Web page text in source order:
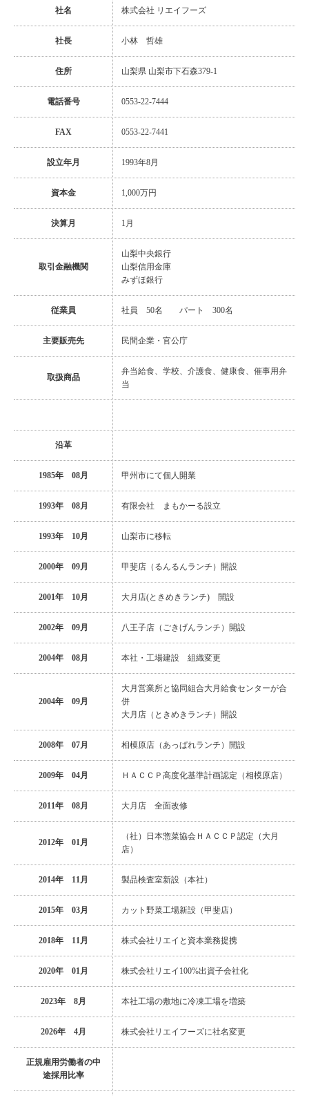
社名 株式会社 リエイフーズ
社長 小林 哲雄
住所 山梨県 山梨市下石森379-1
電話番号 0553-22-7444
FAX 0553-22-7441
設立年月 1993年8月
資本金 1,000万円
決算月 1月
取引金融機関
山梨中央銀行
山梨信用金庫
みずほ銀行
従業員 社員 50名 パート 300名
主要販売先 民間企業・官公庁
取扱商品
弁当給食、学校、介護食、健康食、催事用弁
当
沿革
1985年 08月 甲州市にて個人開業
1993年 08月 有限会社 まもかーる設立
1993年 10月 山梨市に移転
2000年 09月 甲斐店（るんるんランチ）開設
2001年 10月 大月店(ときめきランチ) 開設
2002年 09月 八王子店（ごきげんランチ）開設
2004年 08月 本社・工場建設 組織変更
2004年 09月
大月営業所と協同組合大月給食センターが合
併
大月店（ときめきランチ）開設
2008年 07月 相模原店（あっぱれランチ）開設
2009年 04月 ＨＡＣＣＰ高度化基準計画認定（相模原店）
2011年 08月 大月店 全面改修
2012年 01月
（社）日本惣菜協会ＨＡＣＣＰ認定（大月
店）
2014年 11月 製品検査室新設（本社）
2015年 03月 カット野菜工場新設（甲斐店）
2018年 11月 株式会社リエイと資本業務提携
2020年 01月 株式会社リエイ100%出資子会社化
2023年 8月 本社工場の敷地に冷凍工場を増築
2026年 4月 株式会社リエイフーズに社名変更
正規雇用労働者の中
途採用比率